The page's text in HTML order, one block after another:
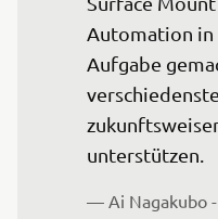
Automation in
Aufgabe
unterstützen.
— Ai Nagakubo